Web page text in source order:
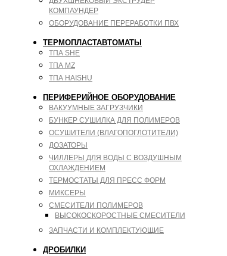
КОМПАУНДЕР
ОБОРУДОВАНИЕ ПЕРЕРАБОТКИ ПВХ
ТЕРМОПЛАСТАВТОМАТЫ
ТПА SHE
ТПА MZ
ТПА HAISHU
ПЕРИФЕРИЙНОЕ ОБОРУДОВАНИЕ
ВАКУУМНЫЕ ЗАГРУЗЧИКИ
БУНКЕР СУШИЛКА ДЛЯ ПОЛИМЕРОВ
ОСУШИТЕЛИ (ВЛАГОПОГЛОТИТЕЛИ)
ДОЗАТОРЫ
ЧИЛЛЕРЫ ДЛЯ ВОДЫ С ВОЗДУШНЫМ
ОХЛАЖДЕНИЕМ
ТЕРМОСТАТЫ ДЛЯ ПРЕСС ФОРМ
МИКСЕРЫ
СМЕСИТЕЛИ ПОЛИМЕРОВ
ВЫСОКОСКОРОСТНЫЕ СМЕСИТЕЛИ
ЗАПЧАСТИ И КОМПЛЕКТУЮЩИЕ
ДРОБИЛКИ